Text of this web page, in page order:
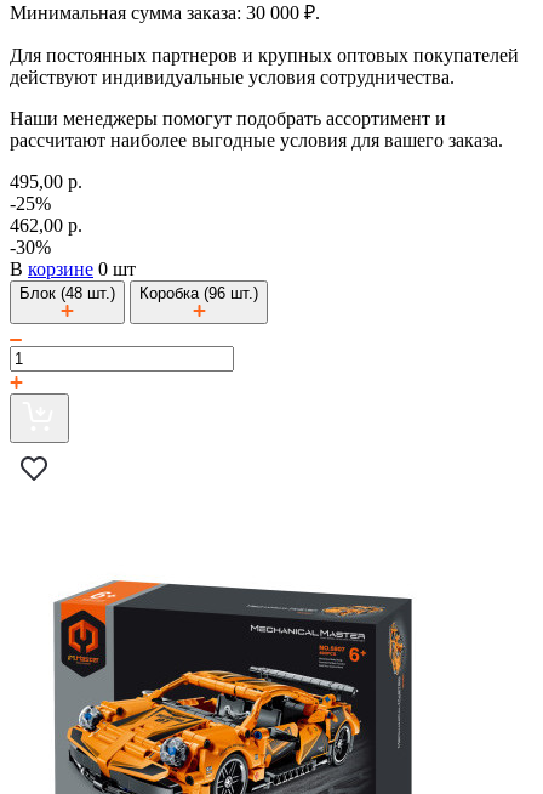
Минимальная сумма заказа: 30 000 ₽.
Для постоянных партнеров и крупных оптовых покупателей
действуют индивидуальные условия сотрудничества.
Наши менеджеры помогут подобрать ассортимент и
рассчитают наиболее выгодные условия для вашего заказа.
495,00 р.
-25%
462,00 р.
-30%
В корзине 0 шт
Блок (48 шт.) Коробка (96 шт.)